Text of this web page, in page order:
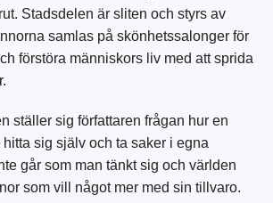
Stadsdelen är sliten och styrs av
samlas på skönhetssalonger för
förstöra människors liv med att sprida
ställer sig författaren frågan hur en
sig själv och ta saker i egna
går som man tänkt sig och världen
som vill något mer med sin tillvaro.